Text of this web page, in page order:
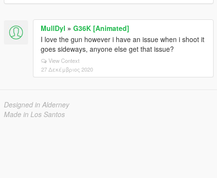
MullDyl » G36K [Animated]
I love the gun however i have an issue when i shoot it
goes sideways, anyone else get that issue?
View Context
27 Δεκέμβριος 2020
Designed in Alderney
Made in Los Santos